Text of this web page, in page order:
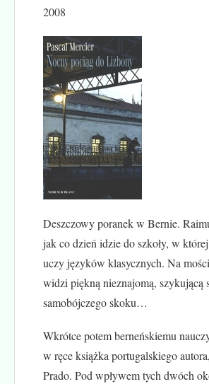
2008
Deszczowy poranek w Bernie.
jak co dzień idzie do szkoły, w
uczy języków klasycznych. Na
widzi piękną nieznajomą, szykującą
samobójczego skoku…
Wkrótce potem berneńskiemu
w ręce książka portugalskiego
Prado. Pod wpływem tych dwóch